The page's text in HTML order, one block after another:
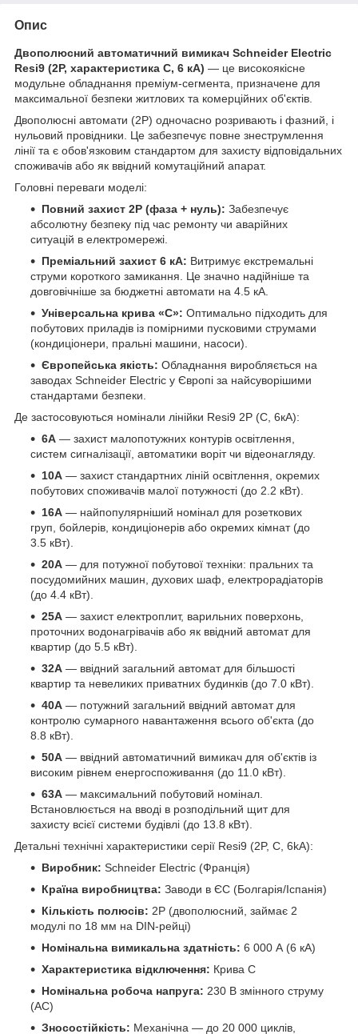
Опис
Двополюсний автоматичний вимикач Schneider Electric
Resi9 (2P, характеристика C, 6 кА) — це високоякісне
модульне обладнання преміум-сегмента, призначене для
максимальної безпеки житлових та комерційних об'єктів.
Двополюсні автомати (2P) одночасно розривають і фазний, і
нульовий провідники. Це забезпечує повне знеструмлення
лінії та є обов'язковим стандартом для захисту відповідальних
споживачів або як ввідний комутаційний апарат.
Головні переваги моделі:
Повний захист 2P (фаза + нуль): Забезпечує
абсолютну безпеку під час ремонту чи аварійних
ситуацій в електромережі.
Преміальний захист 6 кА: Витримує екстремальні
струми короткого замикання. Це значно надійніше та
довговічніше за бюджетні автомати на 4.5 кА.
Універсальна крива «C»: Оптимально підходить для
побутових приладів із помірними пусковими струмами
(кондиціонери, пральні машини, насоси).
Європейська якість: Обладнання виробляється на
заводах Schneider Electric у Європі за найсуворішими
стандартами безпеки.
Де застосовуються номінали лінійки Resi9 2P (C, 6кА):
6А — захист малопотужних контурів освітлення,
систем сигналізації, автоматики воріт чи відеонагляду.
10А — захист стандартних ліній освітлення, окремих
побутових споживачів малої потужності (до 2.2 кВт).
16А — найпопулярніший номінал для розеткових
груп, бойлерів, кондиціонерів або окремих кімнат (до
3.5 кВт).
20А — для потужної побутової техніки: пральних та
посудомийних машин, духових шаф, електрорадіаторів
(до 4.4 кВт).
25А — захист електроплит, варильних поверхонь,
проточних водонагрівачів або як ввідний автомат для
квартир (до 5.5 кВт).
32А — ввідний загальний автомат для більшості
квартир та невеликих приватних будинків (до 7.0 кВт).
40А — потужний загальний ввідний автомат для
контролю сумарного навантаження всього об'єкта (до
8.8 кВт).
50А — ввідний автоматичний вимикач для об'єктів із
високим рівнем енергоспоживання (до 11.0 кВт).
63А — максимальний побутовий номінал.
Встановлюється на вводі в розподільний щит для
захисту всієї системи будівлі (до 13.8 кВт).
Детальні технічні характеристики серії Resi9 (2P, C, 6kA):
Виробник: Schneider Electric (Франція)
Країна виробництва: Заводи в ЄС (Болгарія/Іспанія)
Кількість полюсів: 2P (двополюсний, займає 2
модулі по 18 мм на DIN-рейці)
Номінальна вимикальна здатність: 6 000 А (6 кА)
Характеристика відключення: Крива C
Номінальна робоча напруга: 230 В змінного струму
(AC)
Зносостійкість: Механічна — до 20 000 циклів,